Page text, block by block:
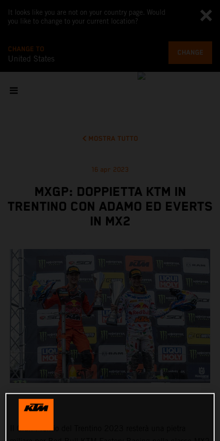
It looks like you are not on your country page. Would
you like to change to your current location?
CHANGE TO
United States
CHANGE
MOSTRA TUTTO
16 apr 2023
MXGP: DOPPIETTA KTM IN
TRENTINO CON ADAMO ED EVERTS
IN MX2
Il Gran Premio del Trentino 2023 resterà una pietra